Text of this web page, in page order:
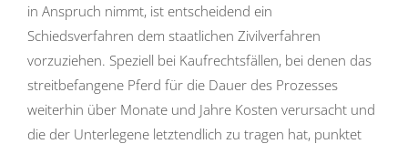
in Anspruch nimmt, ist entscheidend ein
Schiedsverfahren dem staatlichen Zivilverfahren
vorzuziehen. Speziell bei Kaufrechtsfällen, bei denen das
streitbefangene Pferd für die Dauer des Prozesses
weiterhin über Monate und Jahre Kosten verursacht und
die der Unterlegene letztendlich zu tragen hat, punktet